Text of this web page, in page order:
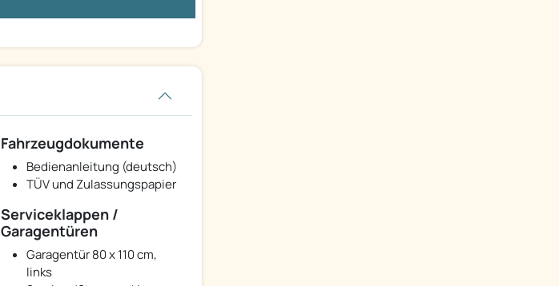
Fahrzeugdokumente
Bedienanleitung (deutsch)
TÜV und Zulassungspapier
Serviceklappen /
Garagentüren
Garagentür 80 x 110 cm,
links